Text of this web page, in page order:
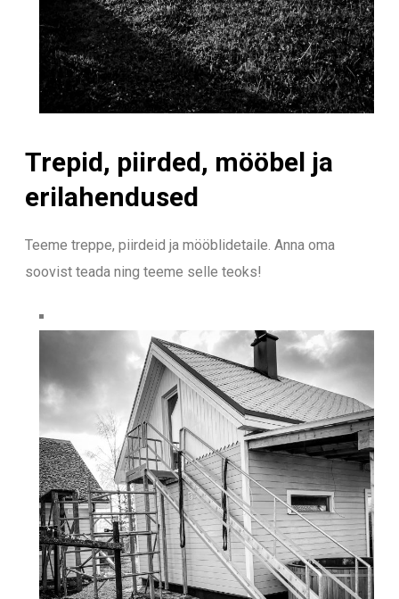
Trepid, piirded, mööbel ja
erilahendused
Teeme treppe, piirdeid ja mööblidetaile. Anna oma
soovist teada ning teeme selle teoks!